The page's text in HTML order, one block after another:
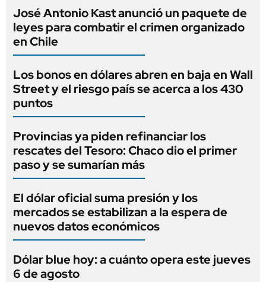
José Antonio Kast anunció un paquete de
leyes para combatir el crimen organizado
en Chile
Los bonos en dólares abren en baja en Wall
Street y el riesgo país se acerca a los 430
puntos
Provincias ya piden refinanciar los
rescates del Tesoro: Chaco dio el primer
paso y se sumarían más
El dólar oficial suma presión y los
mercados se estabilizan a la espera de
nuevos datos económicos
Dólar blue hoy: a cuánto opera este jueves
6 de agosto